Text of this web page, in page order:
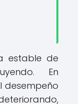
estable de
En
desempeño